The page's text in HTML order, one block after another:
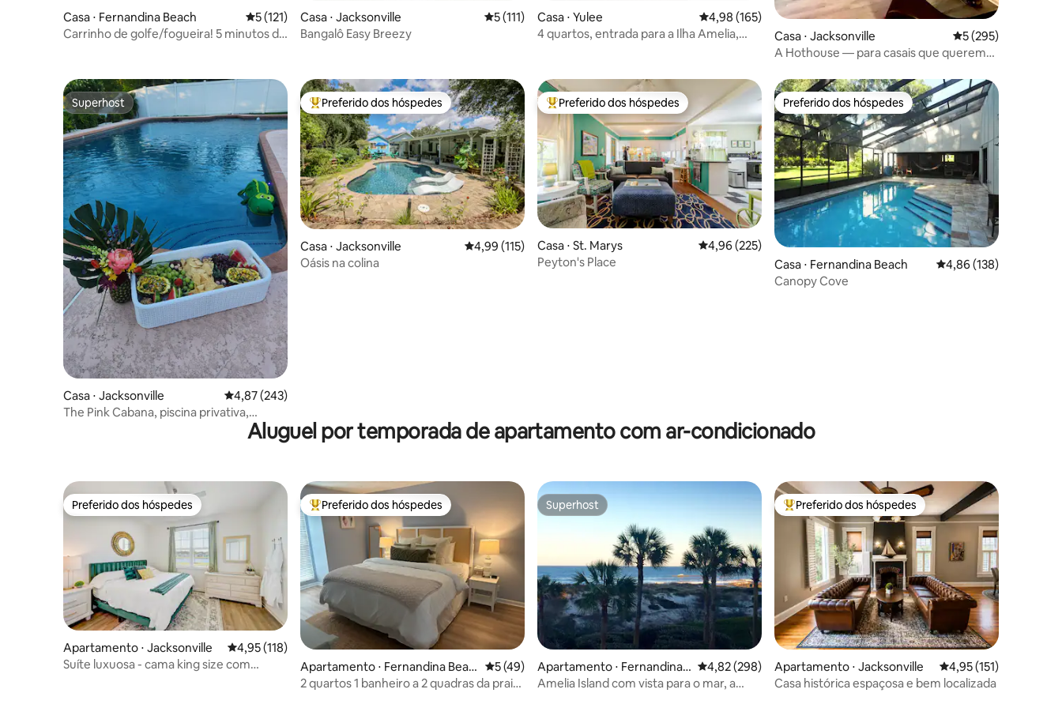
Casa ⋅ Fernandina Beach 5 de uma avaliação média de 5, 121 avaliações
5 (121)
Carrinho de golfe/fogueira! 5 minutos da
Casa ⋅ Jacksonville 5 de uma avaliação média de 5, 111 avaliações
5 (111)
Bangalô Easy Breezy
Casa ⋅ Yulee 4,98 de uma avaliação média de 5, 165 avaliações
4,98 (165)
4 quartos, entrada para a Ilha Amelia,
Casa ⋅ Jacksonville 5 de uma avaliação
5 (295)
A Hothouse — para casais que querem
Superhost
Superhost
Casa ⋅ Jacksonville 4,87 de uma avaliação média de 5, 243 avaliações
4,87 (243)
The Pink Cabana, piscina privativa,
Entre os melhores preferidos dos hóspedes
Preferido dos hóspedes
Casa ⋅ Jacksonville 4,99 de uma avaliação média de 5, 115 avaliações
4,99 (115)
Oásis na colina
Entre os melhores preferidos dos hóspedes
Preferido dos hóspedes
Casa ⋅ St. Marys 4,96 de uma avaliação média de 5, 225 avaliações
4,96 (225)
Peyton's Place
Preferido dos hóspedes
Preferido dos hóspedes
Casa ⋅ Fernandina Beach 4,86 de uma avaliação
4,86 (138)
Canopy Cove
Aluguel por temporada de apartamento com ar-condicionado
Preferido dos hóspedes
Preferido dos hóspedes
Apartamento ⋅ Jacksonville 4,95 de uma avaliação média de 5, 118 avaliações
4,95 (118)
Suíte luxuosa - cama king size com
Entre os melhores preferidos dos hóspedes
Preferido dos hóspedes
Apartamento ⋅ Fernandina Beac
h
5 de uma avaliação média de 5, 49 avaliações
5 (49)
2 quartos 1 banheiro a 2 quadras da praia!
Superhost
Superhost
Apartamento ⋅ Fernandina
Beach
4,82 de uma avaliação média de 5, 298 avaliações
4,82 (298)
Amelia Island com vista para o mar, a
Entre os melhores preferidos dos hóspedes
Preferido dos hóspedes
Apartamento ⋅ Jacksonville 4,95 de uma avaliação
4,95 (151)
Casa histórica espaçosa e bem localizada